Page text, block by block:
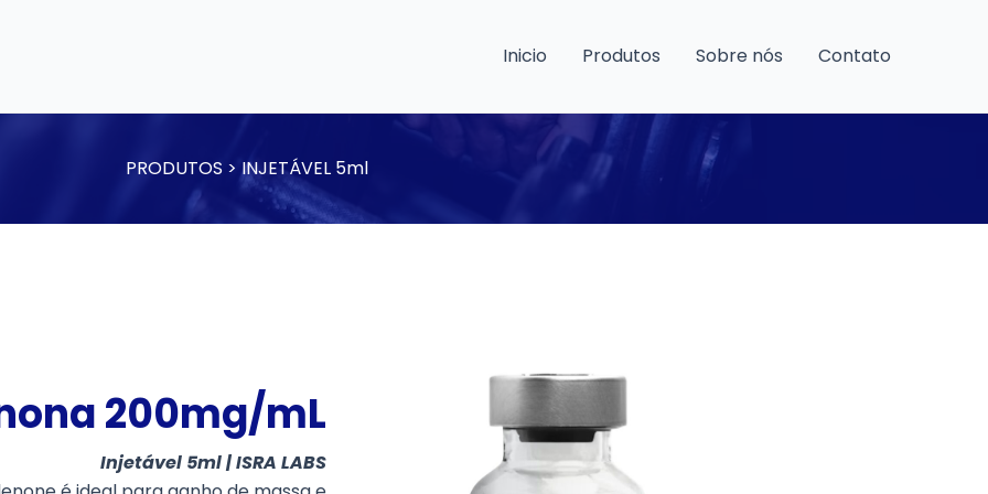
Inicio Produtos Sobre nós Contato
PRODUTOS > INJETÁVEL 5ml
200mg/mL
Injetável 5ml | ISRA LABS